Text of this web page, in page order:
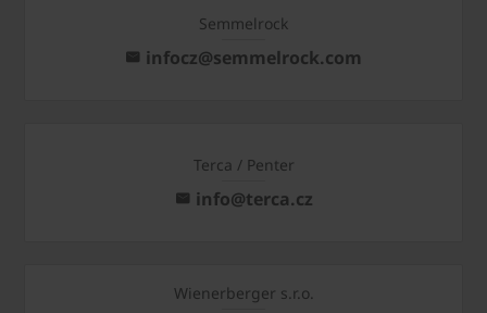
Semmelrock
infocz@semmelrock.com
Terca / Penter
info@terca.cz
Wienerberger s.r.o.